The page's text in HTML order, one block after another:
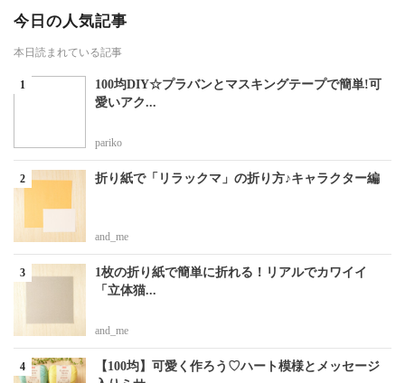
今日の人気記事
本日読まれている記事
100均DIY☆プラバンとマスキングテープで簡単!可
愛いアク...
pariko
折り紙で「リラックマ」の折り方♪キャラクター編
and_me
1枚の折り紙で簡単に折れる！リアルでカワイイ
「立体猫...
and_me
【100均】可愛く作ろう♡ハート模様とメッセージ